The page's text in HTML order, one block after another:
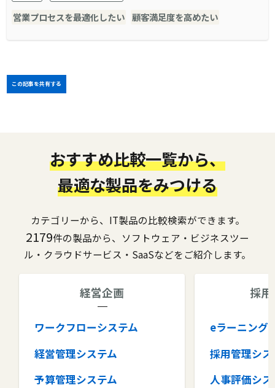
営業プロセスを最適化したい 顧客満足度を高めたい
この記事を共有する
おすすめ比較一覧から、
最適な製品をみつける
カテゴリーから、IT製品の比較検索ができます。
2179件の製品から、ソフトウェア・ビジネスツー
ル・クラウドサービス・SaaSなどをご紹介します。
経営企画
ワークフローシステム
経営管理システム
予算管理システム
採
eラーニング
採用管理シス
人事評価シス